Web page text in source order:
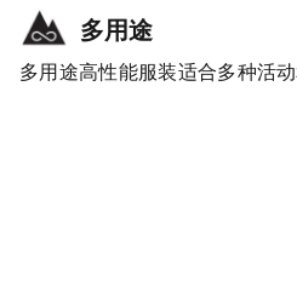
多用途
多用途高性能服装适合多种活动